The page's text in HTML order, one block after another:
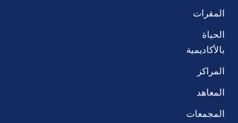
المقرات
الحياة
بالأكاديمية
المراكز
المعاهد
المجمعات